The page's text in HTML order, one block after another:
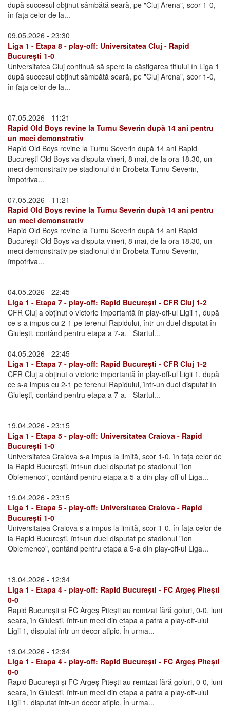
după succesul obținut sâmbătă seară, pe "Cluj Arena", scor 1-0,
în fața celor de la...
09.05.2026 - 23:30
Liga 1 - Etapa 8 - play-off: Universitatea Cluj - Rapid
Bucureşti 1-0
Universitatea Cluj continuă să spere la câștigarea titlului în Liga 1
după succesul obținut sâmbătă seară, pe "Cluj Arena", scor 1-0,
în fața celor de la...
07.05.2026 - 11:21
Rapid Old Boys revine la Turnu Severin după 14 ani pentru
un meci demonstrativ
Rapid Old Boys revine la Turnu Severin după 14 ani Rapid
București Old Boys va disputa vineri, 8 mai, de la ora 18.30, un
meci demonstrativ pe stadionul din Drobeta Turnu Severin,
împotriva...
07.05.2026 - 11:21
Rapid Old Boys revine la Turnu Severin după 14 ani pentru
un meci demonstrativ
Rapid Old Boys revine la Turnu Severin după 14 ani Rapid
București Old Boys va disputa vineri, 8 mai, de la ora 18.30, un
meci demonstrativ pe stadionul din Drobeta Turnu Severin,
împotriva...
04.05.2026 - 22:45
Liga 1 - Etapa 7 - play-off: Rapid București - CFR Cluj 1-2
CFR Cluj a obținut o victorie importantă în play-off-ul Ligii 1, după
ce s-a impus cu 2-1 pe terenul Rapidului, într-un duel disputat în
Giulești, contând pentru etapa a 7-a. Startul...
04.05.2026 - 22:45
Liga 1 - Etapa 7 - play-off: Rapid București - CFR Cluj 1-2
CFR Cluj a obținut o victorie importantă în play-off-ul Ligii 1, după
ce s-a impus cu 2-1 pe terenul Rapidului, într-un duel disputat în
Giulești, contând pentru etapa a 7-a. Startul...
19.04.2026 - 23:15
Liga 1 - Etapa 5 - play-off: Universitatea Craiova - Rapid
București 1-0
Universitatea Craiova s-a impus la limită, scor 1-0, în fața celor de
la Rapid București, într-un duel disputat pe stadionul "Ion
Oblemenco", contând pentru etapa a 5-a din play-off-ul Liga...
19.04.2026 - 23:15
Liga 1 - Etapa 5 - play-off: Universitatea Craiova - Rapid
București 1-0
Universitatea Craiova s-a impus la limită, scor 1-0, în fața celor de
la Rapid București, într-un duel disputat pe stadionul "Ion
Oblemenco", contând pentru etapa a 5-a din play-off-ul Liga...
13.04.2026 - 12:34
Liga 1 - Etapa 4 - play-off: Rapid București - FC Argeș Pitești
0-0
Rapid București și FC Argeș Pitești au remizat fără goluri, 0-0, luni
seara, în Giulești, într-un meci din etapa a patra a play-off-ului
Ligii 1, disputat într-un decor atipic. În urma...
13.04.2026 - 12:34
Liga 1 - Etapa 4 - play-off: Rapid București - FC Argeș Pitești
0-0
Rapid București și FC Argeș Pitești au remizat fără goluri, 0-0, luni
seara, în Giulești, într-un meci din etapa a patra a play-off-ului
Ligii 1, disputat într-un decor atipic. În urma...